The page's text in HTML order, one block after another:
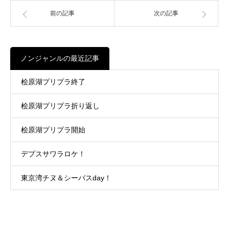
前の記事 次の記事
ノンジャンルの最近記事
桧原湖プリプラ終了
桧原湖プリプラ折り返し
桧原湖プリプラ開始
デプスサワラロケ！
東京湾チヌ＆シーバスday！